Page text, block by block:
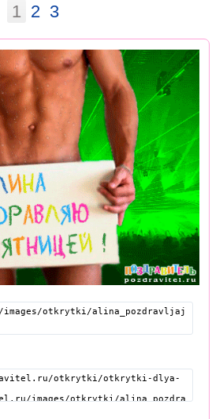
1 2 3